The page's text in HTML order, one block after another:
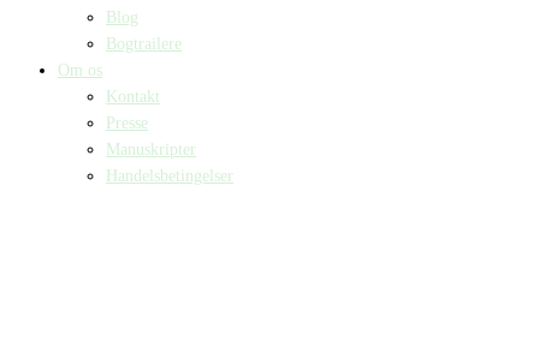
Blog
Bogtrailere
Om os
Kontakt
Presse
Manuskripter
Handelsbetingelser